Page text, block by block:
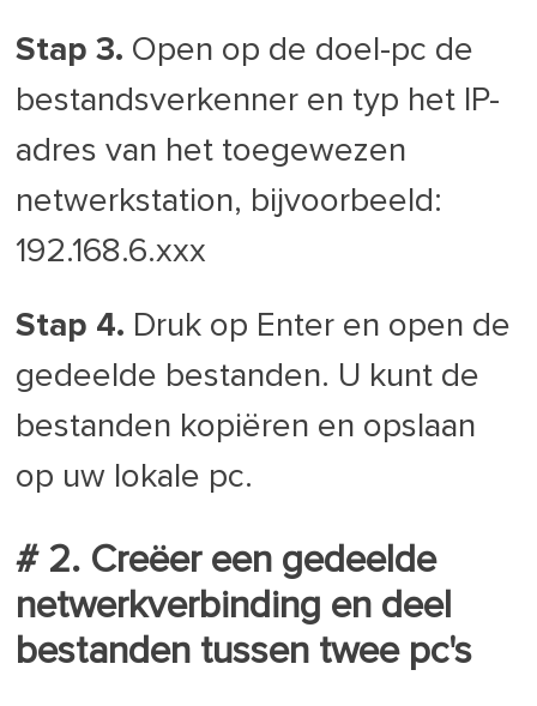
Stap 3. Open op de doel-pc de
bestandsverkenner en typ het IP-
adres van het toegewezen
netwerkstation, bijvoorbeeld:
192.168.6.xxx
Stap 4. Druk op Enter en open de
gedeelde bestanden. U kunt de
bestanden kopiëren en opslaan
op uw lokale pc.
# 2. Creëer een gedeelde
netwerkverbinding en deel
bestanden tussen twee pc's